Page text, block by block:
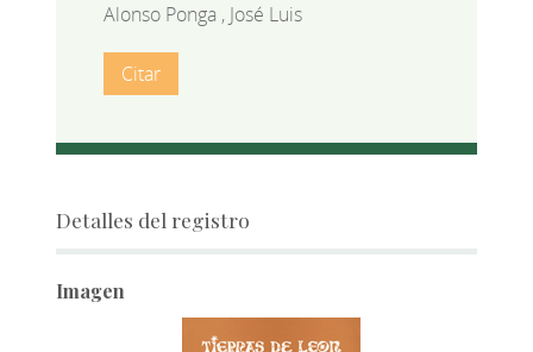
Alonso Ponga , José Luis
Citar
Detalles del registro
Imagen